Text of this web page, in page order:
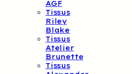
AGF
Tissus
Riley
Blake
Tissus
Atelier
Brunette
Tissus